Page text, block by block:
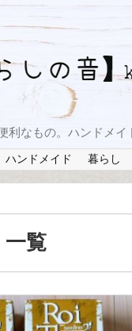
利なもの。ハンドメ
ハンドメイド 暮らし
一覧